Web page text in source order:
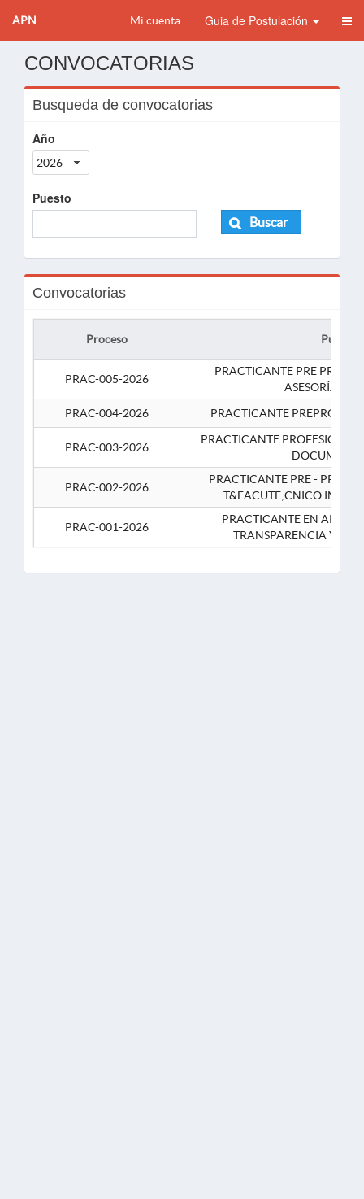
APN Mi cuenta Guia de Postulación
CONVOCATORIAS
Busqueda de convocatorias
Año
2026
Puesto
Buscar
Convocatorias
Proceso Puesto
PRAC-005-2026
PRACTICANTE PRE
ASESORÍA
PRAC-004-2026
PRACTICANTE
PRAC-003-2026
PRACTICANTE
PRAC-002-2026
PRACTICANTE PRE -
T&EACUTE;CNICO
PRAC-001-2026
PRACTICANTE EN APOYO
TRANSPARENCIA Y